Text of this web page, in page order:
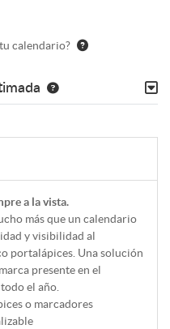
calendario?
a la vista.
más que un calendario
y visibilidad al
portalápices. Una solución
presente en el
el año.
o marcadores